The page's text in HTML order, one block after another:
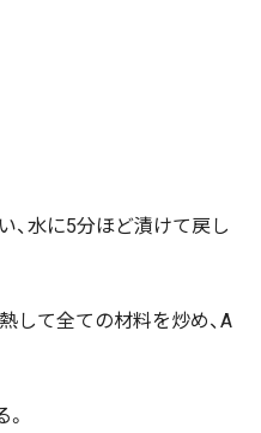
、水に5分ほど漬けて戻し
して全ての材料を炒め、A